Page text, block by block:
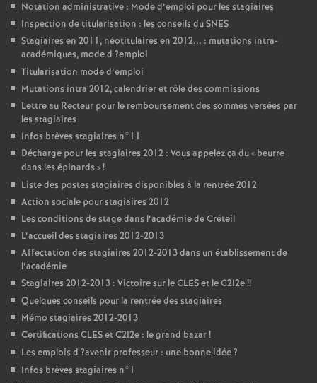
Notation administrative : Mode d’emploi pour les stagiaires
Inspection de titularisation : les conseils duSNES
Stagiaires en 2011, néotitulaires en 2012... : mutations intra-
académiques, mode d ?emploi
Titularisation mode d’emploi
Mutations intra 2012, calendrier et rôle des commissions
Lettre au Recteur pour le remboursement des sommes versées par
les stagiaires
Infos brèves stagiaires n°11
Décharge pour les stagiaires 2012 : Vous appelez ça du « beurre
dans les épinards »!
Liste des postes stagiaires disponibles à la rentrée 2012
Action sociale pour stagiaires 2012
Les conditions de stage dans l’académie de Créteil
L’accueil des stagiaires 2012-2013
Affectation des stagiaires 2012-2013 dans un établissement de
l’académie
Stagiaires 2012-2013 : Victoire sur leCLESet le C2I2e!!
Quelques conseils pour la rentrée des stagiaires
Mémo stagiaires 2012-2013
Certifications CLESet C2I2e : le grand bazar!
Les emplois d ?avenir professeur : une bonne idée?
Infos brèves stagiaires n°1